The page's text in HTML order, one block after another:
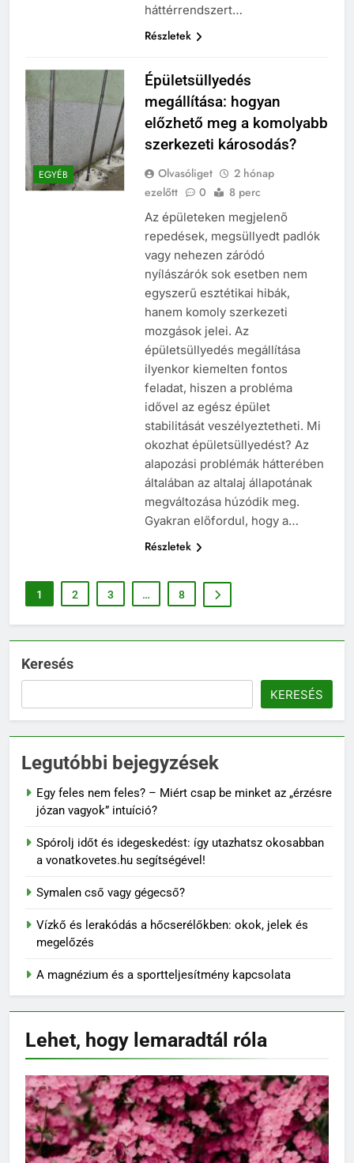
háttérrendszert…
Részletek
EGYÉB
Épületsüllyedés
megállítása: hogyan
előzhető meg a komolyabb
szerkezeti károsodás?
Olvasóliget
2 hónap
ezelőtt
0 8 perc
Az épületeken megjelenő
repedések, megsüllyedt padlók
vagy nehezen záródó
nyílászárók sok esetben nem
egyszerű esztétikai hibák,
hanem komoly szerkezeti
mozgások jelei. Az
épületsüllyedés megállítása
ilyenkor kiemelten fontos
feladat, hiszen a probléma
idővel az egész épület
stabilitását veszélyeztetheti. Mi
okozhat épületsüllyedést? Az
alapozási problémák hátterében
általában az altalaj állapotának
megváltozása húzódik meg.
Gyakran előfordul, hogy a…
Részletek
1 2 3 … 8
Keresés
KERESÉS
Legutóbbi bejegyzések
Egy feles nem feles? – Miért csap be minket az „érzésre
józan vagyok” intuíció?
Spórolj időt és idegeskedést: így utazhatsz okosabban
a vonatkovetes.hu segítségével!
Symalen cső vagy gégecső?
Vízkő és lerakódás a hőcserélőkben: okok, jelek és
megelőzés
A magnézium és a sportteljesítmény kapcsolata
Lehet, hogy lemaradtál róla
KERT